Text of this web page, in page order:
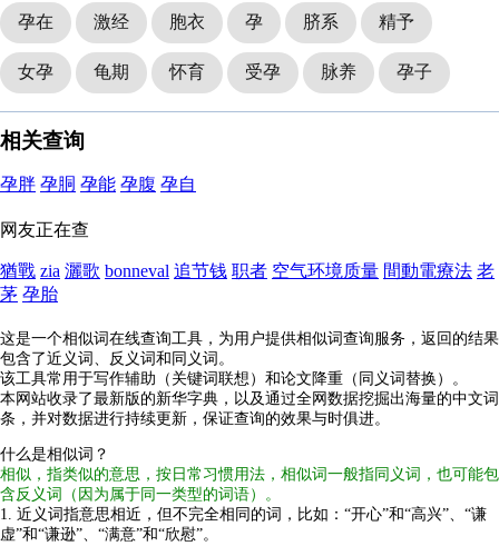
孕在 激经 胞衣 孕 脐系 精予
女孕 龟期 怀育 受孕 脉养 孕子
相关查询
孕胖 孕胴 孕能 孕腹 孕自
网友正在查
猶戰 zia 灑歌 bonneval 追节钱 职者 空气环境质量 間動電療法 老
茅 孕胎
这是一个相似词在线查询工具，为用户提供相似词查询服务，返回的结果
包含了近义词、反义词和同义词。
该工具常用于写作辅助（关键词联想）和论文降重（同义词替换）。
本网站收录了最新版的新华字典，以及通过全网数据挖掘出海量的中文词
条，并对数据进行持续更新，保证查询的效果与时俱进。
什么是相似词？
相似，指类似的意思，按日常习惯用法，相似词一般指同义词，也可能包
含反义词（因为属于同一类型的词语）。
1. 近义词指意思相近，但不完全相同的词，比如：“开心”和“高兴”、“谦
虚”和“谦逊”、“满意”和“欣慰”。